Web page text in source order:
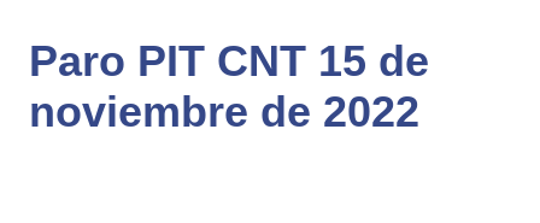
Paro PIT CNT 15 de
noviembre de 2022